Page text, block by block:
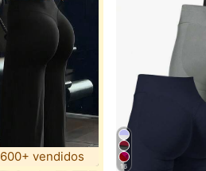
600+ vendidos
16